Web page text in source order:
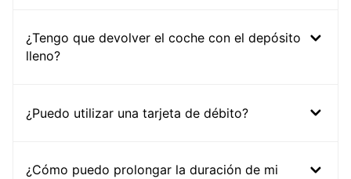
¿Tengo que devolver el coche con el depósito
lleno?
¿Puedo utilizar una tarjeta de débito?
¿Cómo puedo prolongar la duración de mi